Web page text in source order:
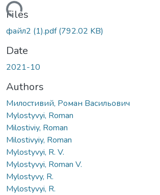
Files
файл2 (1).pdf(792.02 KB)
Date
2021-10
Authors
Милостивий, Роман Васильович
Mylostyvyi, Roman
Milostiviy, Roman
Milostivyiy, Roman
Mylostyvyi, R. V.
Mylostyvyi, Roman V.
Mylostyvy, R.
Mylostyvyi, R.